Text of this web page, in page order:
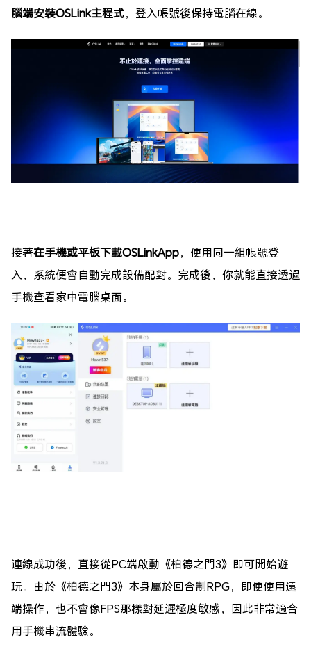
腦端安裝OSLink主程式，登入帳號後保持電腦在線。
接著在手機或平板下載OSLinkApp，使用同一組帳號登
入，系統便會自動完成設備配對。完成後，你就能直接透過
手機查看家中電腦桌面。
連線成功後，直接從PC端啟動《柏德之門3》即可開始遊
玩。由於《柏德之門3》本身屬於回合制RPG，即使使用遠
端操作，也不會像FPS那樣對延遲極度敏感，因此非常適合
用手機串流體驗。